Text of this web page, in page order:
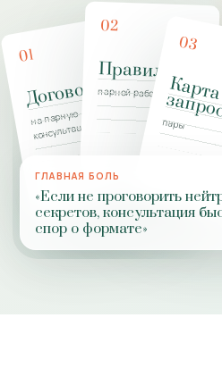
01
Договор
на парную
консультацию
02
Правила
парной работы
03
К
а
р
т
а
а
п
р
о
с
пары
ГЛАВНАЯ БОЛЬ
«Если не проговорить
секретов, консультация
спор о формате»